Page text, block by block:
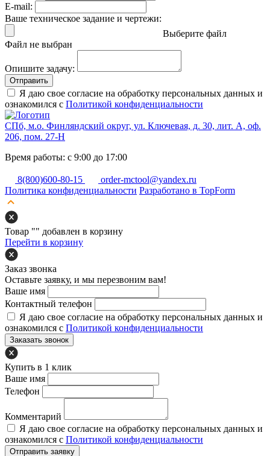
E-mail:
Ваше техническое задание и чертежи:
Выберите файл
Файл не выбран
Опишите задачу:
Отправить
Я даю свое согласие на обработку персональных данных и
ознакомился с Политикой конфиденциальности
СПб, м.о. Финляндский округ, ул. Ключевая, д. 30, лит. А, оф.
206, пом. 27-Н
Время работы: с 9:00 до 17:00
8(800)600-80-15
order-mctool@yandex.ru
Политика конфиденциальности Разработано в TopForm
Товар "" добавлен в корзину
Перейти в корзину
Заказ звонка
Оставьте заявку, и мы перезвоним вам!
Ваше имя
Контактный телефон
Я даю свое согласие на обработку персональных данных и
ознакомился с Политикой конфиденциальности
Заказать звонок
Купить в 1 клик
Ваше имя
Телефон
Комментарий
Я даю свое согласие на обработку персональных данных и
ознакомился с Политикой конфиденциальности
Отправить заявку